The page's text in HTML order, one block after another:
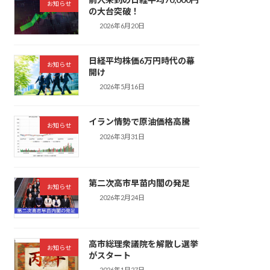
お知らせ
の大台突破！
2026年6月20日
お知らせ
日経平均株価6万円時代の幕
開け
2026年5月16日
お知らせ イラン情勢で原油価格高騰
2026年3月31日
お知らせ 第二次高市早苗内閣の発足
2026年2月24日
お知らせ
高市総理衆議院を解散し選挙
がスタート